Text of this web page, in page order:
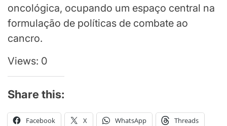
oncológica, ocupando um espaço central na
formulação de políticas de combate ao
cancro.
Views: 0
Share this:
Facebook X WhatsApp Threads